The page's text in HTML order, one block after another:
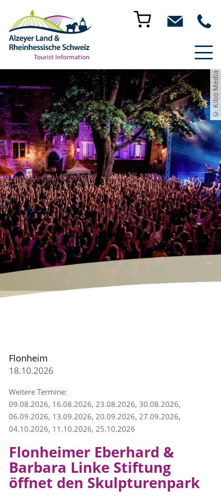
© Kibo Media
Flonheim
18.10.2026
Weitere Termine:
09.08.2026, 16.08.2026, 23.08.2026, 30.08.2026,
06.09.2026, 13.09.2026, 20.09.2026, 27.09.2026,
04.10.2026, 11.10.2026, 25.10.2026
Flonheimer Eberhard &
Barbara Linke Stiftung
öffnet den Skulpturenpark